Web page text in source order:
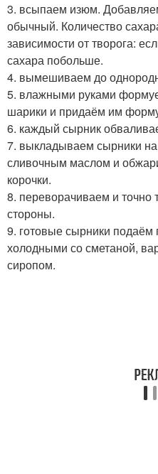
3. всыпаем изюм.
обычный. Количество
зависимости от творога:
сахара побольше.
4. вымешиваем до
5. влажными руками
шарики и придаём им форму
6. каждый сырник
7. выкладываем сырники
сливочным маслом и
корочки.
8. переворачиваем и точно
стороны.
9. готовые сырники
холодными со сметаной,
сиропом.